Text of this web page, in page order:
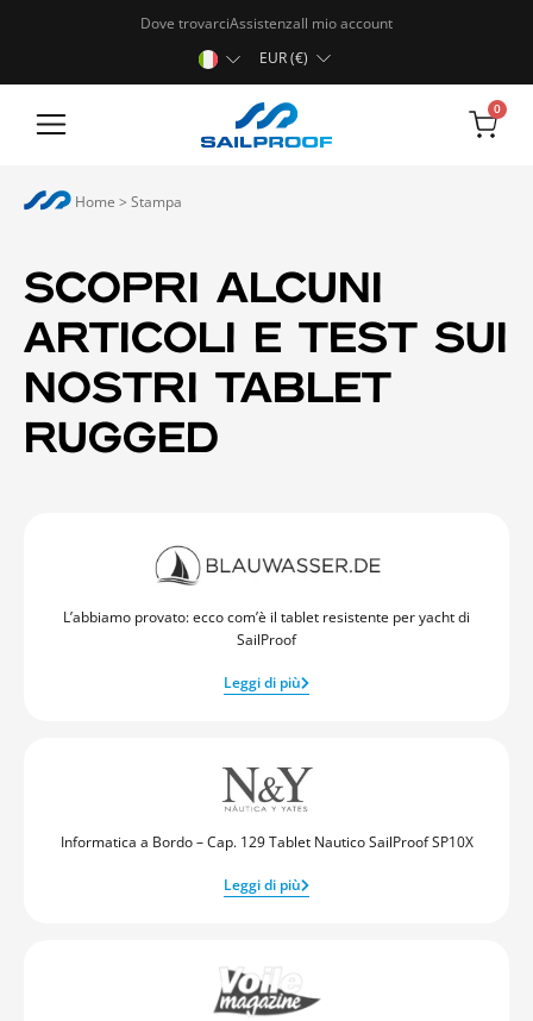
EUR (€)
Dove trovarciAssistenzaIl mio account
0
Home > Stampa
SCOPRI ALCUNI
ARTICOLI E TEST SUI
NOSTRI TABLET
RUGGED
L’abbiamo provato: ecco com’è il tablet resistente per yacht di
SailProof
Leggi di più
Informatica a Bordo – Cap. 129 Tablet Nautico SailProof SP10X
Leggi di più